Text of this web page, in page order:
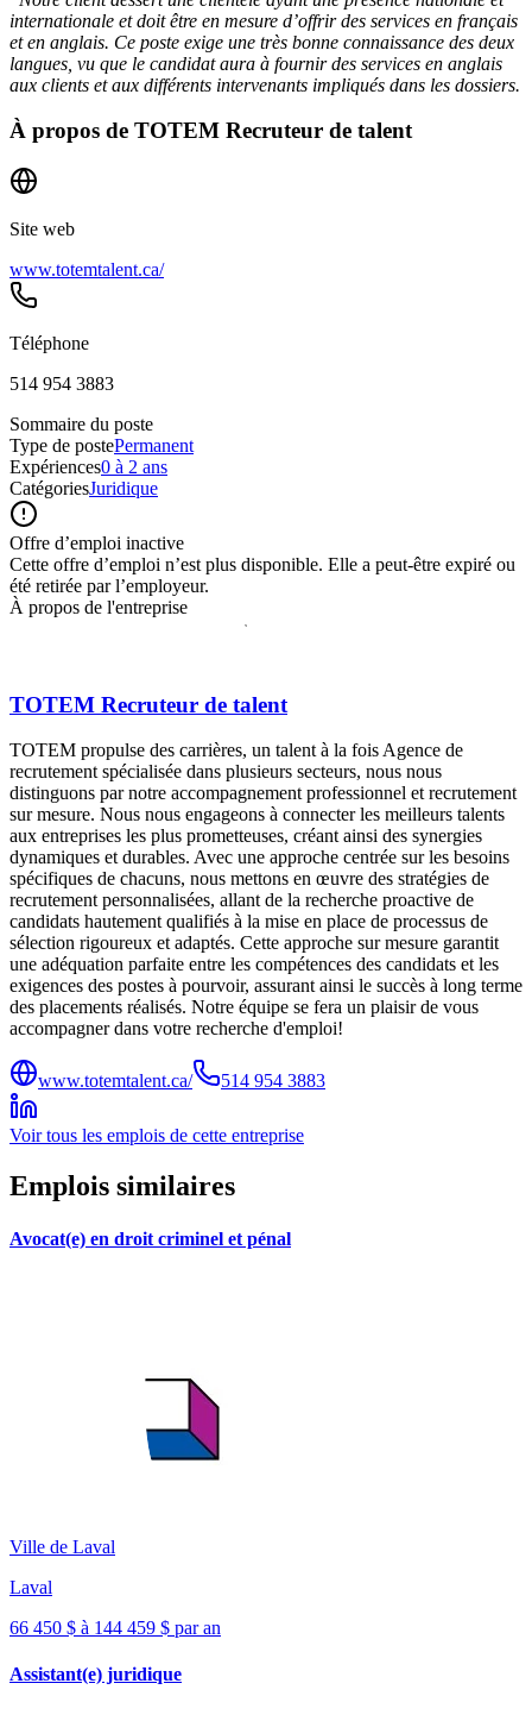
internationale et doit être en mesure d’offrir des services en français
et en anglais. Ce poste exige une très bonne connaissance des deux
langues, vu que le candidat aura à fournir des services en anglais
aux clients et aux différents intervenants impliqués dans les dossiers.
À propos de TOTEM Recruteur de talent
Site web
www.totemtalent.ca/
Téléphone
514 954 3883
Sommaire du poste
Type de postePermanent
Expériences0 à 2 ans
CatégoriesJuridique
Offre d’emploi inactive
Cette offre d’emploi n’est plus disponible. Elle a peut-être expiré ou
été retirée par l’employeur.
À propos de l'entreprise
TOTEM Recruteur de talent
TOTEM propulse des carrières, un talent à la fois Agence de
recrutement spécialisée dans plusieurs secteurs, nous nous
distinguons par notre accompagnement professionnel et recrutement
sur mesure. Nous nous engageons à connecter les meilleurs talents
aux entreprises les plus prometteuses, créant ainsi des synergies
dynamiques et durables. Avec une approche centrée sur les besoins
spécifiques de chacuns, nous mettons en œuvre des stratégies de
recrutement personnalisées, allant de la recherche proactive de
candidats hautement qualifiés à la mise en place de processus de
sélection rigoureux et adaptés. Cette approche sur mesure garantit
une adéquation parfaite entre les compétences des candidats et les
exigences des postes à pourvoir, assurant ainsi le succès à long terme
des placements réalisés. Notre équipe se fera un plaisir de vous
accompagner dans votre recherche d'emploi!
www.totemtalent.ca/ 514 954 3883
Voir tous les emplois de cette entreprise
Emplois similaires
Avocat(e) en droit criminel et pénal
Ville de Laval
Laval
66 450 $ à 144 459 $ par an
Assistant(e) juridique